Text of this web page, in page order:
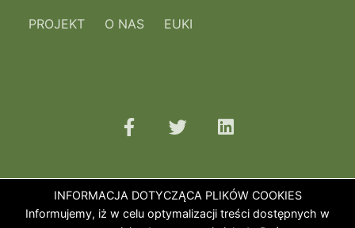
PROJEKT O NAS EUKI
INFORMACJA DOTYCZĄCA PLIKÓW COOKIES
Informujemy, iż w celu optymalizacji treści dostępnych w